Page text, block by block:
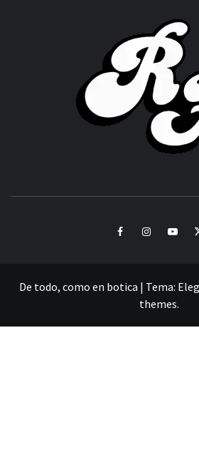
FacebookInstagram
De todo, como en botica | Tema:
themes.